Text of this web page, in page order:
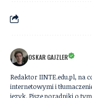
OSKAR GAJZLER
Redaktor IINTE.edu.pl, na
internetowymi i
język. Pisze poradniki o